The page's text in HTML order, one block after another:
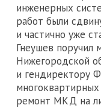
инженерных
работ были
и частично уже
Гнеушев поручил
Нижегородской
и гендиректору
ремонт МКД на